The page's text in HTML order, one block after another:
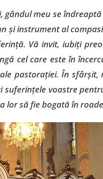
gândul meu se
şi instrument al
Vă invit, iubiţi
cel care este în
pastoraţiei. În
suferinţele voastre
lor să fie bogată în